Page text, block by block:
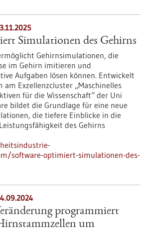
Simulationen des Gehirns
Gehirnsimulationen, die
im Gehirn imitieren und
Aufgaben lösen können. Entwickelt
am Exzellenzcluster „Maschinelles
für die Wissenschaft“ der Uni
bildet die Grundlage für eine neue
die tiefere Einblicke in die
des Gehirns
software-optimiert-simulationen-des-
programmiert
um